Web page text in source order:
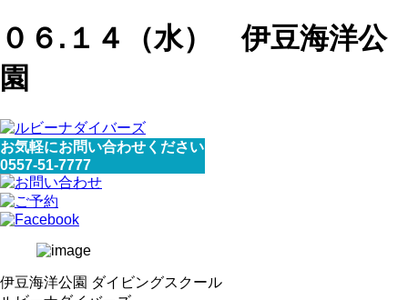
０６.１４（水） 伊豆海洋公
園
お気軽にお問い合わせください
0557-51-7777
伊豆海洋公園 ダイビングスクール